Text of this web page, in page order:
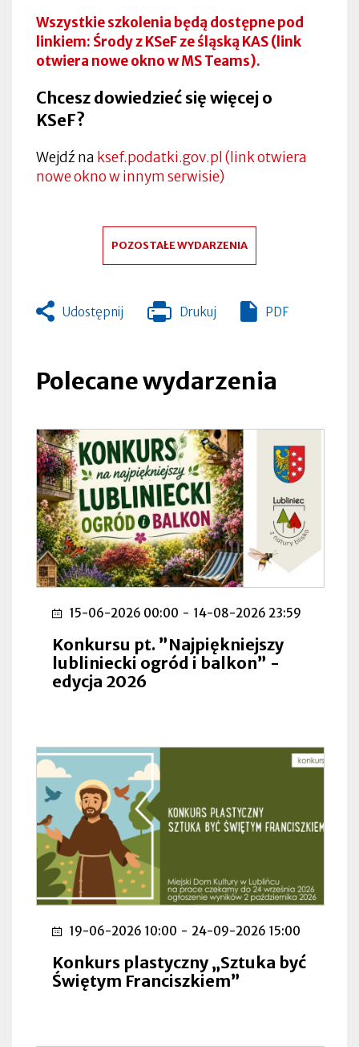
Wszystkie szkolenia będą dostępne pod
linkiem: Środy z KSeF ze śląską KAS (link
otwiera nowe okno w MS Teams).
Chcesz dowiedzieć się więcej o
KSeF?
Wejdź na ksef.podatki.gov.pl (link otwiera
nowe okno w innym serwisie)
zakładce
POZOSTAŁE WYDARZENIA
Udostępnij Drukuj
Otworzy
zakładce
PDF
Polecane wydarzenia
15-06-2026 00:00 - 14-08-2026 23:59
Konkursu pt. ”Najpiękniejszy
lubliniecki ogród i balkon” -
edycja 2026
19-06-2026 10:00 - 24-09-2026 15:00
Konkurs plastyczny „Sztuka być
Świętym Franciszkiem”